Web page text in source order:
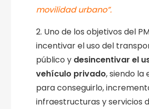
movilidad urbano”.
2. Uno de los objetivos del
incentivar el uso del
público y desincentivar el
vehículo privado, siendo la
para conseguirlo,
infraestructuras y servicios